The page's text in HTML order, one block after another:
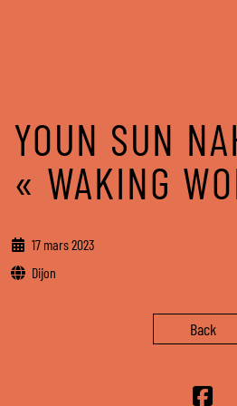
YOUN SUN
« WAKING
17 mars 2023
Dijon
Back